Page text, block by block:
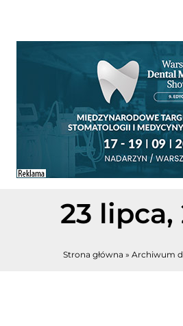
23 lipca,
Strona główna » Archiwum